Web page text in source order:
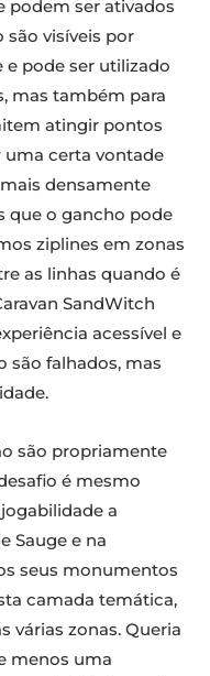
podem ser ativados
são visíveis por
e pode ser utilizado
mas também para
atingir pontos
uma certa vontade
densamente
que o gancho pode
ziplines em zonas
as linhas quando é
SandWitch
acessível e
são falhados, mas
são propriamente
é mesmo
a
Sauge e na
seus monumentos
camada temática,
várias zonas. Queria
menos uma